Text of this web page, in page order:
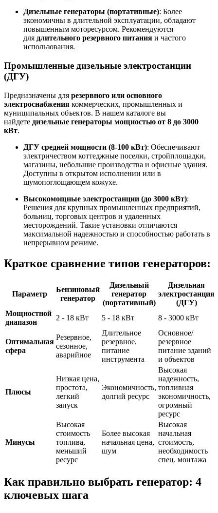
Дизельные генераторы (портативные): Более
экономичны в длительной эксплуатации, обладают
повышенным моторесурсом. Рекомендуются
для длительного резервного питания и частого
использования.
Промышленные дизельные электростанции
(ДГУ)
Предназначены для резервного или основного
электроснабжения коммерческих, промышленных и
муниципальных объектов. В нашем каталоге вы
найдете дизельные генераторы мощностью от 8 до 3000
кВт.
ДГУ средней мощности (8-100 кВт): Обеспечивают
электричеством коттеджные поселки, стройплощадки,
магазины, небольшие производства и офисные здания.
Доступны в открытом исполнении или в
шумопоглощающем кожухе.
Высокомощные электростанции (до 3000 кВт):
Решения для крупных промышленных предприятий,
больниц, торговых центров и удаленных
месторождений. Такие установки отличаются
максимальной надежностью и способностью работать в
непрерывном режиме.
Краткое сравнение типов генераторов:
Параметр
Бензиновый
генератор
Дизельный
генератор
(портативный)
Дизельная
электростанция
(ДГУ)
Мощностной
диапазон
2 - 18 кВт 5 - 18 кВт 8 - 3000 кВт
Оптимальная
сфера
Резервное,
сезонное,
аварийное
Длительное
резервное,
питание
инструмента
Основное/
резервное
питание зданий
и объектов
Плюсы
Низкая цена,
простота,
легкий
запуск
Экономичность,
долгий ресурс
Высокая
надежность,
топливная
экономичность,
огромный
ресурс
Минусы
Высокая
стоимость
топлива,
меньший
ресурс
Более высокая
начальная цена,
шум
Высокая
начальная
стоимость,
необходимость
спец. монтажа
Как правильно выбрать генератор: 4
ключевых шага